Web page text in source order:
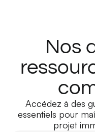
Nos
Accédez à des
essentiels pour
projet